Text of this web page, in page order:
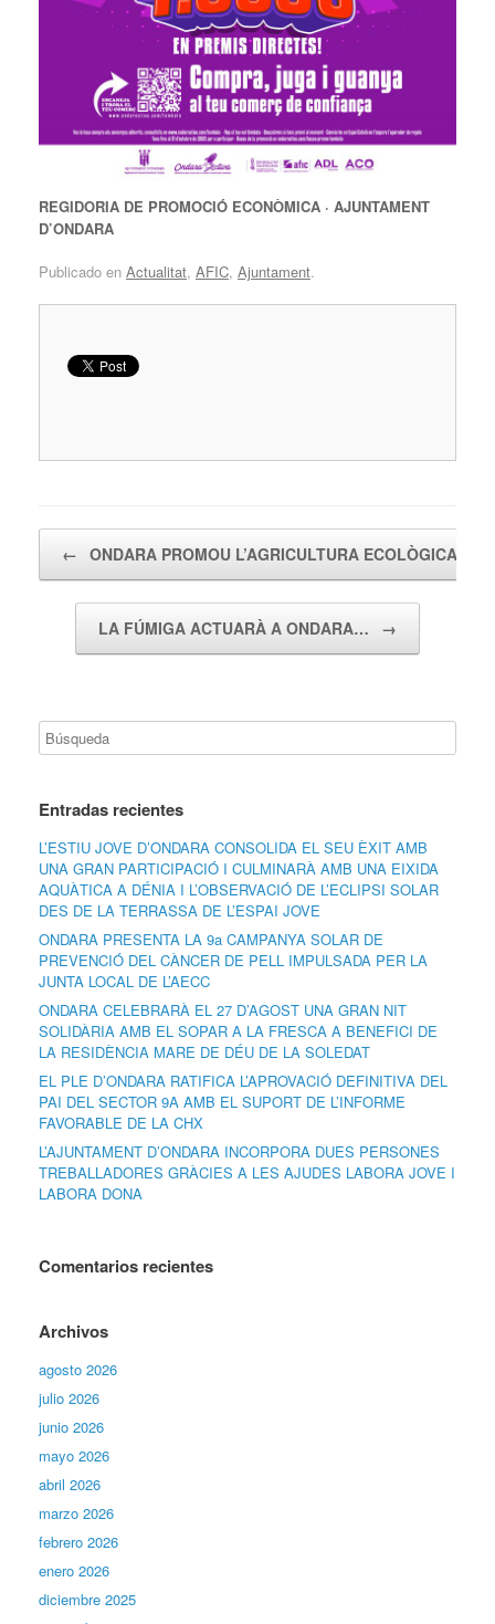
REGIDORIA DE PROMOCIÓ ECONÒMICA · AJUNTAMENT
D’ONDARA
Publicado en Actualitat, AFIC, Ajuntament.
← ONDARA PROMOU L’AGRICULTURA ECOLÒGICA
LA FÚMIGA ACTUARÀ A ONDARA… →
Entradas recientes
L’ESTIU JOVE D’ONDARA CONSOLIDA EL SEU ÈXIT AMB
UNA GRAN PARTICIPACIÓ I CULMINARÀ AMB UNA EIXIDA
AQUÀTICA A DÉNIA I L’OBSERVACIÓ DE L’ECLIPSI SOLAR
DES DE LA TERRASSA DE L’ESPAI JOVE
ONDARA PRESENTA LA 9a CAMPANYA SOLAR DE
PREVENCIÓ DEL CÀNCER DE PELL IMPULSADA PER LA
JUNTA LOCAL DE L’AECC
ONDARA CELEBRARÀ EL 27 D’AGOST UNA GRAN NIT
SOLIDÀRIA AMB EL SOPAR A LA FRESCA A BENEFICI DE
LA RESIDÈNCIA MARE DE DÉU DE LA SOLEDAT
EL PLE D’ONDARA RATIFICA L’APROVACIÓ DEFINITIVA DEL
PAI DEL SECTOR 9A AMB EL SUPORT DE L’INFORME
FAVORABLE DE LA CHX
L’AJUNTAMENT D’ONDARA INCORPORA DUES PERSONES
TREBALLADORES GRÀCIES A LES AJUDES LABORA JOVE I
LABORA DONA
Comentarios recientes
Archivos
agosto 2026
julio 2026
junio 2026
mayo 2026
abril 2026
marzo 2026
febrero 2026
enero 2026
diciembre 2025